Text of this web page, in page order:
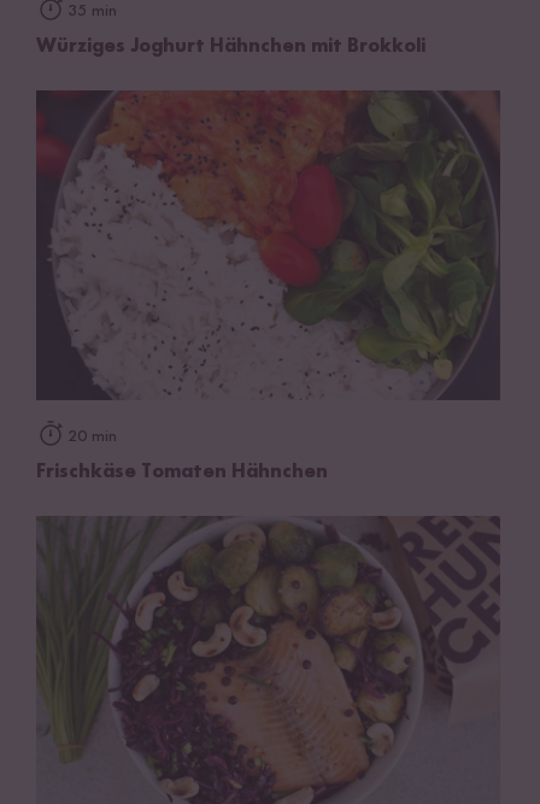
35 min
Würziges Joghurt Hähnchen mit Brokkoli
20 min
Frischkäse Tomaten Hähnchen